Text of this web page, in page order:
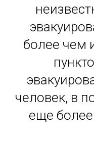
более чем
человек, в
еще более